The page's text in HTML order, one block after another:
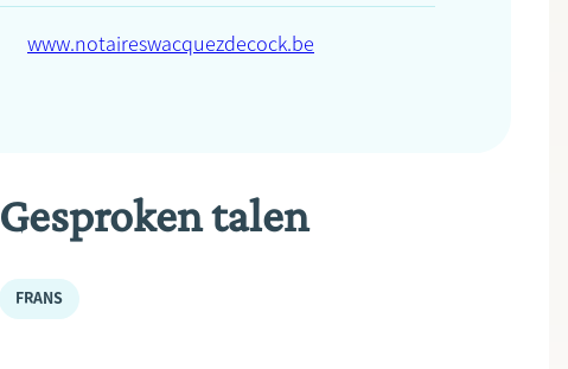
www.notaireswacquezdecock.be
Gesproken talen
FRANS